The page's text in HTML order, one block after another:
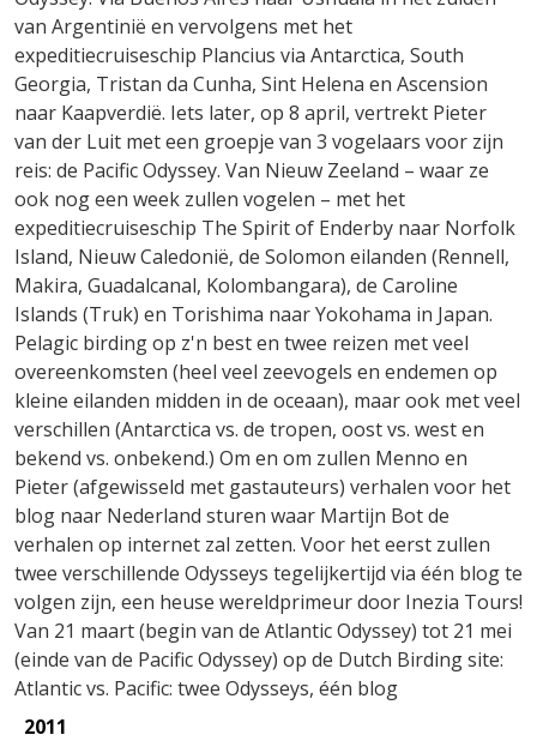
van Argentinië en vervolgens met het
expeditiecruiseschip Plancius via Antarctica, South
Georgia, Tristan da Cunha, Sint Helena en Ascension
naar Kaapverdië. Iets later, op 8 april, vertrekt Pieter
van der Luit met een groepje van 3 vogelaars voor zijn
reis: de Pacific Odyssey. Van Nieuw Zeeland – waar ze
ook nog een week zullen vogelen – met het
expeditiecruiseschip The Spirit of Enderby naar Norfolk
Island, Nieuw Caledonië, de Solomon eilanden (Rennell,
Makira, Guadalcanal, Kolombangara), de Caroline
Islands (Truk) en Torishima naar Yokohama in Japan.
Pelagic birding op z'n best en twee reizen met veel
overeenkomsten (heel veel zeevogels en endemen op
kleine eilanden midden in de oceaan), maar ook met veel
verschillen (Antarctica vs. de tropen, oost vs. west en
bekend vs. onbekend.) Om en om zullen Menno en
Pieter (afgewisseld met gastauteurs) verhalen voor het
blog naar Nederland sturen waar Martijn Bot de
verhalen op internet zal zetten. Voor het eerst zullen
twee verschillende Odysseys tegelijkertijd via één blog te
volgen zijn, een heuse wereldprimeur door Inezia Tours!
Van 21 maart (begin van de Atlantic Odyssey) tot 21 mei
(einde van de Pacific Odyssey) op de Dutch Birding site:
Atlantic vs. Pacific: twee Odysseys, één blog
2011